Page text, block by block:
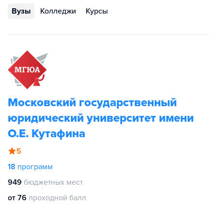
Вузы Колледжи Курсы
Московский государственный
юридический университет имени
О.Е. Кутафина
5
18 программ
949 бюджетных мест
от 76 проходной балл